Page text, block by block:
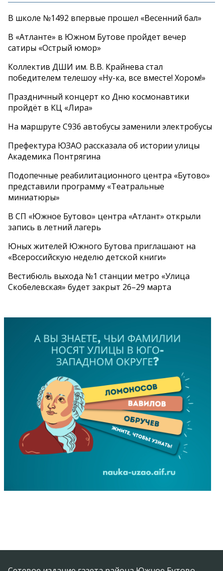
В школе №1492 впервые прошел «Весенний бал»
В «Атланте» в Южном Бутове пройдет вечер
сатиры «Острый юмор»
Коллектив ДШИ им. В.В. Крайнева стал
победителем телешоу «Ну-ка, все вместе! Хором!»
Праздничный концерт ко Дню космонавтики
пройдёт в КЦ «Лира»
На маршруте С936 автобусы заменили электробусы
Префектура ЮЗАО рассказала об истории улицы
Академика Понтрягина
Подопечные реабилитационного центра «Бутово»
представили программу «Театральные
миниатюры»
В СП «Южное Бутово» центра «Атлант» открыли
запись в летний лагерь
Юных жителей Южного Бутова приглашают на
«Всероссийскую неделю детской книги»
Вестибюль выхода №1 станции метро «Улица
Скобелевская» будет закрыт 26–29 марта